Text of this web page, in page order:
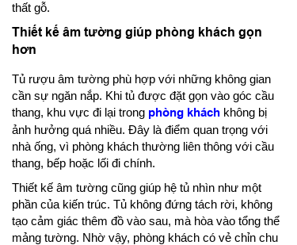
thất gỗ.
Thiết kế âm tường giúp phòng khách gọn
hơn
Tủ rượu âm tường phù hợp với những không gian
cần sự ngăn nắp. Khi tủ được đặt gọn vào góc cầu
thang, khu vực đi lại trong phòng khách không bị
ảnh hưởng quá nhiều. Đây là điểm quan trọng với
nhà ống, vì phòng khách thường liên thông với cầu
thang, bếp hoặc lối đi chính.
Thiết kế âm tường cũng giúp hệ tủ nhìn như một
phần của kiến trúc. Tủ không đứng tách rời, không
tạo cảm giác thêm đồ vào sau, mà hòa vào tổng thể
mảng tường. Nhờ vậy, phòng khách có vẻ chỉn chu